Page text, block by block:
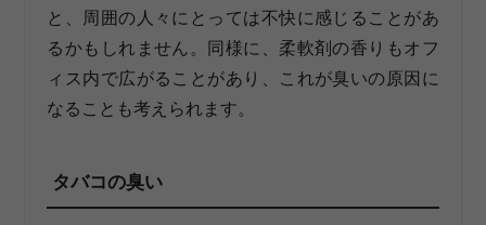
と、周囲の人々にとっては不快に感じることがあ
るかもしれません。同様に、柔軟剤の香りもオフ
ィス内で広がることがあり、これが臭いの原因に
なることも考えられます。
タバコの臭い